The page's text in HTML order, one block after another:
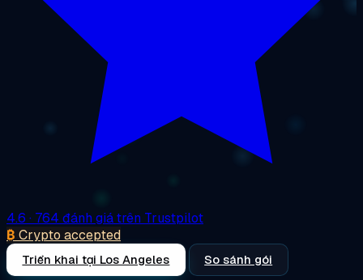
4.6 · 764 đánh giá trên Trustpilot
₿ Crypto accepted
Triển khai tại Los Angeles So sánh gói